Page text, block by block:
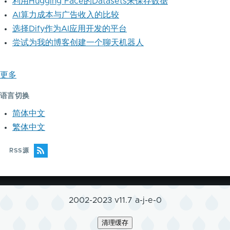
AI算力成本与广告收入的比较
选择Dify作为AI应用开发的平台
尝试为我的博客创建一个聊天机器人
更多
语言切换
简体中文
繁体中文
RSS源
2002-2023 v11.7 a-j-e-0